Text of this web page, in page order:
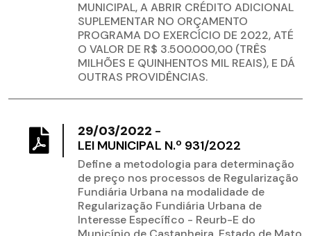
MUNICIPAL, A ABRIR CRÉDITO ADICIONAL
SUPLEMENTAR NO ORÇAMENTO
PROGRAMA DO EXERCÍCIO DE 2022, ATÉ
O VALOR DE R$ 3.500.000,00 (TRÊS
MILHÕES E QUINHENTOS MIL REAIS), E DÁ
OUTRAS PROVIDÊNCIAS.
29/03/2022 -
LEI MUNICIPAL N.º 931/2022
Define a metodologia para determinação
de preço nos processos de Regularização
Fundiária Urbana na modalidade de
Regularização Fundiária Urbana de
Interesse Específico - Reurb-E do